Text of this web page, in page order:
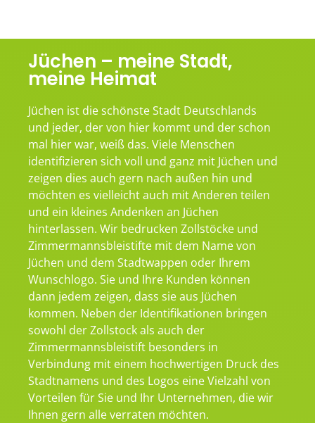
Jüchen – meine Stadt,
meine Heimat
Jüchen ist die schönste Stadt Deutschlands
und jeder, der von hier kommt und der schon
mal hier war, weiß das. Viele Menschen
identifizieren sich voll und ganz mit Jüchen und
zeigen dies auch gern nach außen hin und
möchten es vielleicht auch mit Anderen teilen
und ein kleines Andenken an Jüchen
hinterlassen. Wir bedrucken Zollstöcke und
Zimmermannsbleistifte mit dem Name von
Jüchen und dem Stadtwappen oder Ihrem
Wunschlogo. Sie und Ihre Kunden können
dann jedem zeigen, dass sie aus Jüchen
kommen. Neben der Identifikationen bringen
sowohl der Zollstock als auch der
Zimmermannsbleistift besonders in
Verbindung mit einem hochwertigen Druck des
Stadtnamens und des Logos eine Vielzahl von
Vorteilen für Sie und Ihr Unternehmen, die wir
Ihnen gern alle verraten möchten.